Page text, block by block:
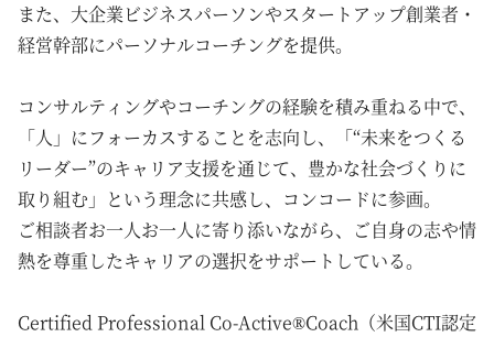
また、大企業ビジネスパーソンやスタートアップ創業者・
経営幹部にパーソナルコーチングを提供。
コンサルティングやコーチングの経験を積み重ねる中で、
「人」にフォーカスすることを志向し、「“未来をつくる
リーダー”のキャリア支援を通じて、豊かな社会づくりに
取り組む」という理念に共感し、コンコードに参画。
ご相談者お一人お一人に寄り添いながら、ご自身の志や情
熱を尊重したキャリアの選択をサポートしている。
Certified Professional Co-Active®Coach（米国CTI認定